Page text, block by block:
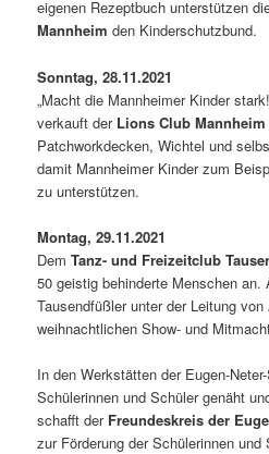
eigenen Rezeptbuch unterstützen
Mannheim den Kinderschutzbund.
Sonntag, 28.11.2021
„Macht die Mannheimer Kinder
verkauft der Lions Club Mannheim
Patchworkdecken, Wichtel und
damit Mannheimer Kinder zum
zu unterstützen.
Montag, 29.11.2021
DemTanz- und Freizeitclub
50 geistig behinderte Menschen an.
Tausendfüßler unter der Leitung
weihnachtlichen Show- und
In den Werkstätten der Eugen-
Schülerinnen und Schüler genäht
schafft der Freundeskreis der
zur Förderung der Schülerinnen und